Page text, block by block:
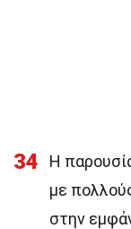
34
Η
με
στην